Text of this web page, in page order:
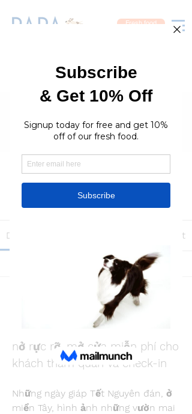
Fresh food
Groups
RaraPetcare Group
Public · 396 members
Join
Discussion About
Vườn mai “khủng” 200 cây bung
nở rực rỡ, mở cửa miễn phí cho
khách tham quan và check-in
Những ngày giáp Tết Nguyên đán, ở
miền Tây, hình ảnh những vườn mai